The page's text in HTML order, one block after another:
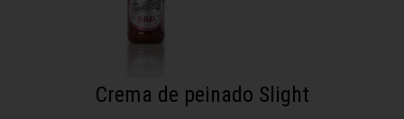
Crema de peinado Slight